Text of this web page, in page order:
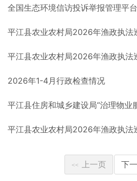
2026年1-4月行政检查情况
<< 上一页 下